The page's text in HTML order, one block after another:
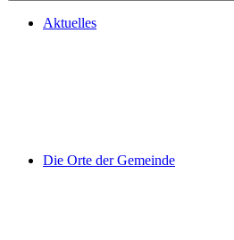
Aktuelles
Die Orte der Gemeinde